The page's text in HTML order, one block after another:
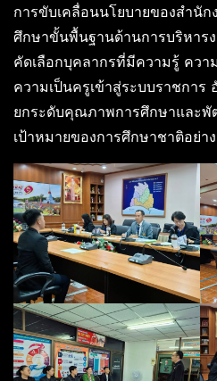
การขับเคลื่อนนโยบายของสำนั
ศึกษาขั้นพื้นฐานด้านการบริหาร
คัดเลือกบุคลากรที่มีความรู้ คว
ความเป็นครูเข้าสู่ระบบราชการ
ยกระดับคุณภาพการศึกษาและ
เป้าหมายของการศึกษาชาติอย่า